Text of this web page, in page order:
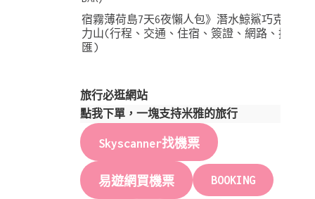
宿霧薄荷島7天6夜懶人包》潛水鯨鯊巧克
力山(行程、交通、住宿、簽證、網路、換
匯)
旅行必逛網站
點我下單，一塊支持米雅的旅行
Skyscanner找機票
易遊網買機票 BOOKING